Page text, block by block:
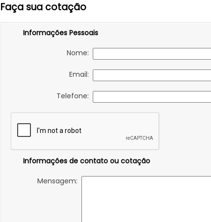
Faça sua cotação
Informações Pessoais
Nome:
Email:
Telefone:
Informações de contato ou cotação
Mensagem: